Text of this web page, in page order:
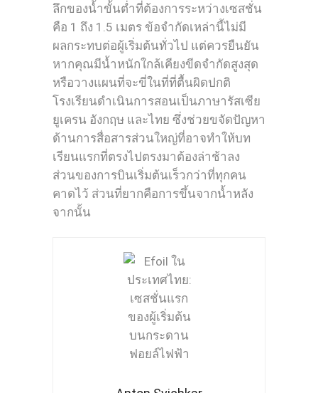
ลึกของน้ำขั้นต่ำที่ต้องการระหว่างเซสชั่น
คือ 1 ถึง 1.5 เมตร ข้อจำกัดเหล่านี้ไม่มี
ผลกระทบต่อผู้เริ่มต้นทั่วไป แต่ควรยืนยัน
หากคุณมีน้ำหนักใกล้เคียงขีดจำกัดสูงสุด
หรือวางแผนที่จะขี่ในที่ที่ตื้นผิดปกติ
โรงเรียนดำเนินการสอนเป็นภาษารัสเซีย
ยูเครน อังกฤษ และไทย ซึ่งช่วยขจัดปัญหา
ด้านการสื่อสารส่วนใหญ่ที่อาจทำให้บท
เรียนแรกที่ตรงไปตรงมาต้องล่าช้าลง
ส่วนของการบินเริ่มต้นเร็วกว่าที่ทุกคน
คาดไว้ ส่วนที่ยากคือการขึ้นจากน้ำหลัง
จากนั้น